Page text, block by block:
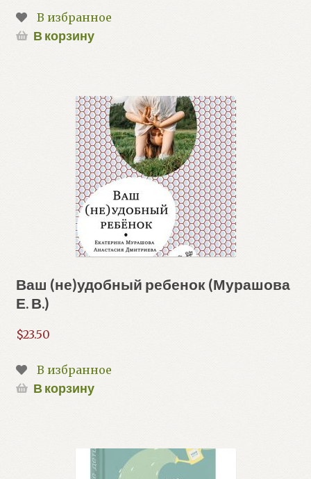
В избранное
В корзину
Ваш (не)удобный ребенок (Мурашова
Е. В.)
$23.50
В избранное
В корзину